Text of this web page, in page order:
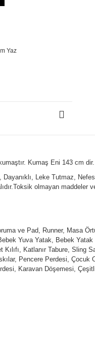
Yaz
Kumaş Eni 143 cm dir.
Leke Tutmaz,
olmayan
ve Pad, Runner, Masa
Yuva Yatak, Bebek
Kılıfı, Katlanır Tabure,
Pencere Perdesi,
Karavan Döşemesi,